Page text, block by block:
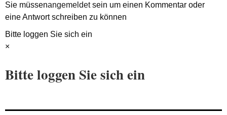
Sie müssenangemeldetsein um einen Kommentar oder
eine Antwort schreiben zu können
Bitte loggen Sie sich ein
×
Bitte loggen Sie sich ein